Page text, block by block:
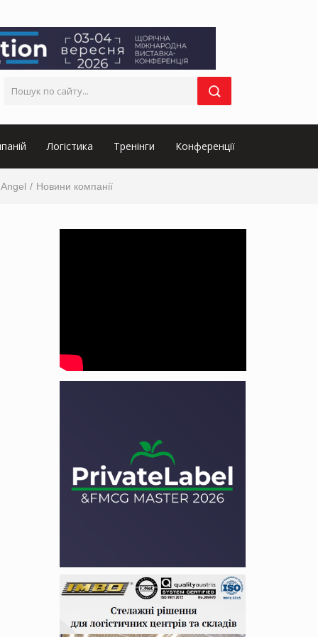
Логістика Тренінги Конференції
Angel Новини компанії